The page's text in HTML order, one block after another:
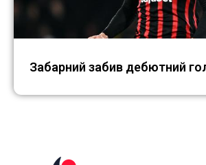
Забарний забив дебютний